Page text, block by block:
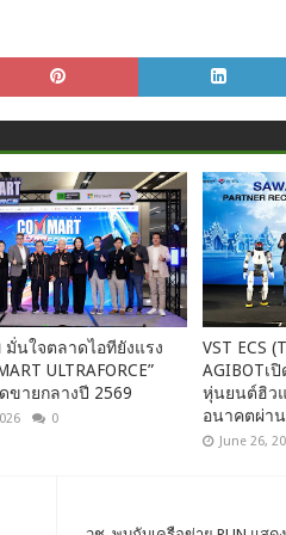
มั่นใจตลาดไอทียังแรง
ULTRAFORCE”
ขายกลางปี 2569
0
VST ECS
AGIBOTเ
หุ่นยนต์ฮิว
อนาคตผ่าน
June 26,